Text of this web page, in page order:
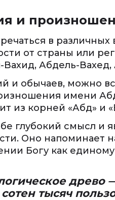
и
в различных
от страны или
Абдель-
и обычаев, можно
имени
из корней «Абд» и
глубокий смысл и
Оно напоминает
Богу как
древо
тысяч